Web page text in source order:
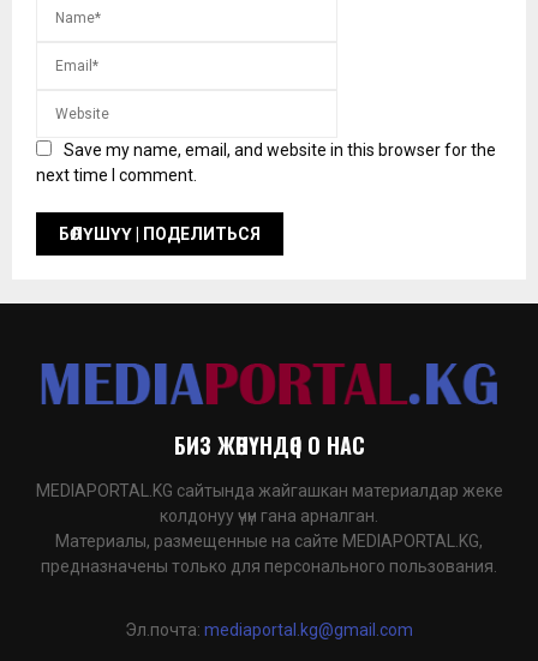
Save my name, email, and website in this browser for the
next time I comment.
БИЗ ЖӨНҮНДӨ | О НАС
MEDIAPORTAL.KG сайтында жайгашкан материалдар жеке
колдонуу үчүн гана арналган.
Материалы, размещенные на сайте MEDIAPORTAL.KG,
предназначены только для персонального пользования.
Эл.почта: mediaportal.kg@gmail.com